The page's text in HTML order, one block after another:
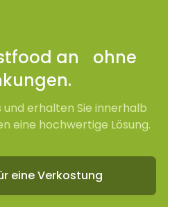
an ohne
und erhalten Sie innerhalb
eine hochwertige Lösung.
eine Verkostung